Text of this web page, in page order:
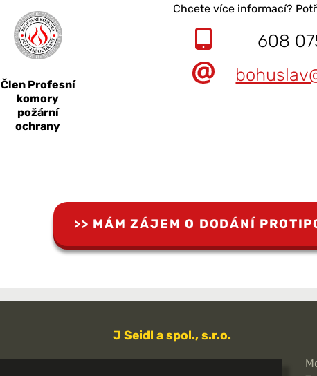
Člen Profesní
komory
požární
ochrany
Chcete více informací?
608
MÁM ZÁJEM O DODÁNÍ
J Seidl a spol., s.r.o.
Telefon:
499 320 459